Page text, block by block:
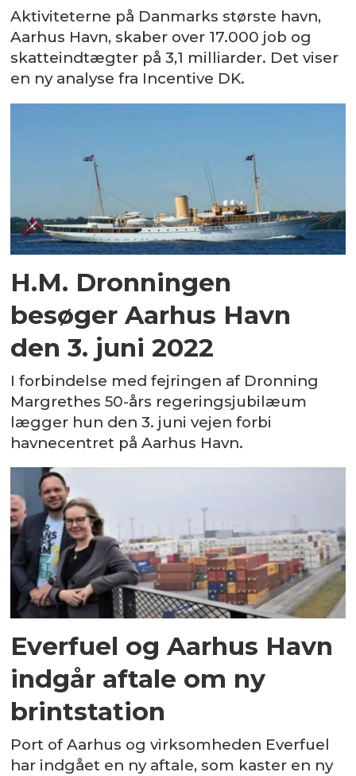
Aktiviteterne på Danmarks største havn,
Aarhus Havn, skaber over 17.000 job og
skatteindtægter på 3,1 milliarder. Det viser
en ny analyse fra Incentive DK.
H.M. Dronningen
besøger Aarhus Havn
den 3. juni 2022
I forbindelse med fejringen af Dronning
Margrethes 50-års regeringsjubilæum
lægger hun den 3. juni vejen forbi
havnecentret på Aarhus Havn.
Everfuel og Aarhus Havn
indgår aftale om ny
brintstation
Port of Aarhus og virksomheden Everfuel
har indgået en ny aftale, som kaster en ny